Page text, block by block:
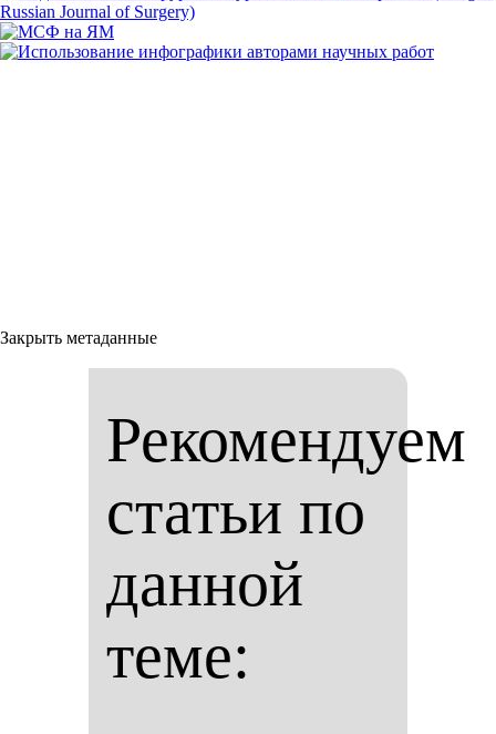
Закрыть метаданные
Рекомендуем
статьи по
данной
теме: